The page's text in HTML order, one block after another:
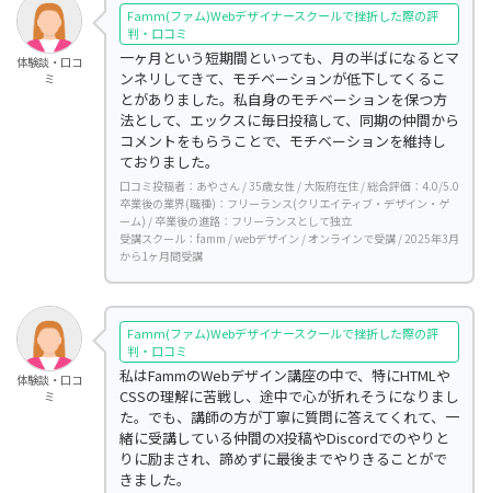
体験談・口コ
ミ
Famm(ファム)Webデザイナースクールで挫折した際の評
判・口コミ
一ヶ月という短期間といっても、月の半ばになるとマ
ンネリしてきて、モチベーションが低下してくるこ
とがありました。私自身のモチベーションを保つ方
法として、エックスに毎日投稿して、同期の仲間から
コメントをもらうことで、モチベーションを維持し
ておりました。
口コミ投稿者：あやさん / 35歳女性 / 大阪府在住 / 総合評価：4.0/5.0
卒業後の業界(職種)：フリーランス(クリエイティブ・デザイン・ゲ
ーム) / 卒業後の進路：フリーランスとして独立
受講スクール：famm / webデザイン / オンラインで受講 / 2025年3月
から1ヶ月間受講
体験談・口コ
ミ
Famm(ファム)Webデザイナースクールで挫折した際の評
判・口コミ
私はFammのWebデザイン講座の中で、特にHTMLや
CSSの理解に苦戦し、途中で心が折れそうになりまし
た。でも、講師の方が丁寧に質問に答えてくれて、一
緒に受講している仲間のX投稿やDiscordでのやりと
りに励まされ、諦めずに最後までやりきることがで
きました。